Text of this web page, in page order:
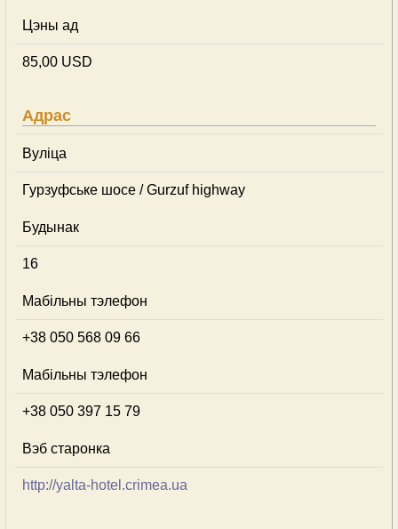
Цэны ад
85,00 USD
Адрас
Вуліца
Гурзуфське шосе / Gurzuf highway
Будынак
16
Мабільны тэлефон
+38 050 568 09 66
Мабільны тэлефон
+38 050 397 15 79
Вэб старонка
http://yalta-hotel.crimea.ua